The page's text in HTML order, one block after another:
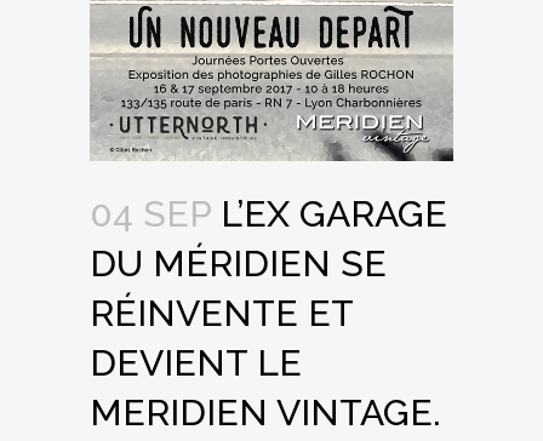
04 SEP L’EX GARAGE
DU MÉRIDIEN SE
RÉINVENTE ET
DEVIENT LE
MERIDIEN VINTAGE.